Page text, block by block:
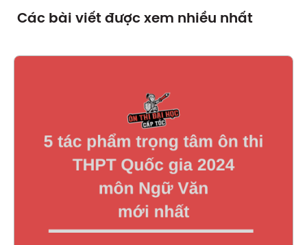
Các bài viết được xem nhiều nhất
Xem chi tiết